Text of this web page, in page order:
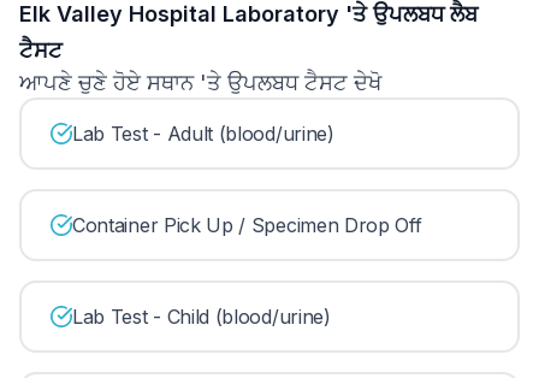
Elk Valley Hospital Laboratory 'ਤੇ ਉਪਲਬਧ ਲੈਬ
ਟੈਸਟ
ਆਪਣੇ ਚੁਣੇ ਹੋਏ ਸਥਾਨ 'ਤੇ ਉਪਲਬਧ ਟੈਸਟ ਦੇਖੋ
Lab Test - Adult (blood/urine)
Container Pick Up / Specimen Drop Off
Lab Test - Child (blood/urine)